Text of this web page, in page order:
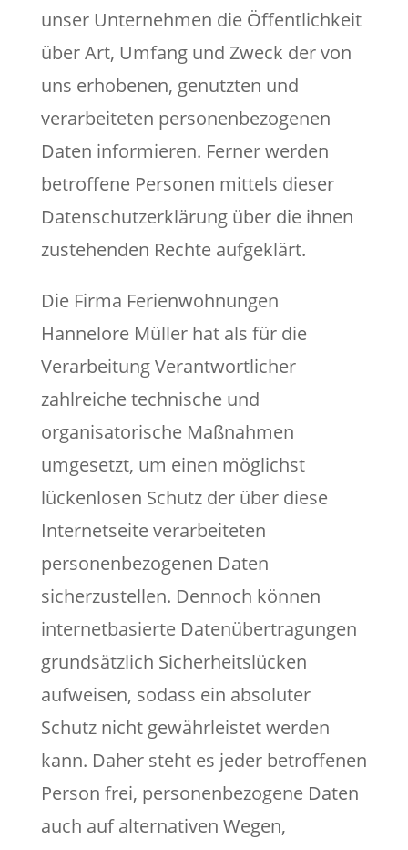
unser Unternehmen die Öffentlichkeit
über Art, Umfang und Zweck der von
uns erhobenen, genutzten und
verarbeiteten personenbezogenen
Daten informieren. Ferner werden
betroffene Personen mittels dieser
Datenschutzerklärung über die ihnen
zustehenden Rechte aufgeklärt.
Die Firma Ferienwohnungen
Hannelore Müller hat als für die
Verarbeitung Verantwortlicher
zahlreiche technische und
organisatorische Maßnahmen
umgesetzt, um einen möglichst
lückenlosen Schutz der über diese
Internetseite verarbeiteten
personenbezogenen Daten
sicherzustellen. Dennoch können
internetbasierte Datenübertragungen
grundsätzlich Sicherheitslücken
aufweisen, sodass ein absoluter
Schutz nicht gewährleistet werden
kann. Daher steht es jeder betroffenen
Person frei, personenbezogene Daten
auch auf alternativen Wegen,